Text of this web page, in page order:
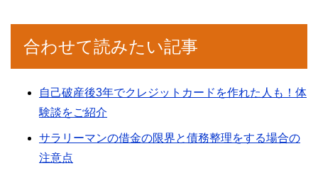
合わせて読みたい記事
自己破産後3年でクレジットカードを作れた人も！体
験談をご紹介
サラリーマンの借金の限界と債務整理をする場合の
注意点